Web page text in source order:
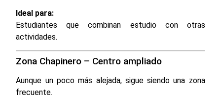
Ideal para:
Estudiantes que combinan estudio con otras
actividades.
Zona Chapinero – Centro ampliado
Aunque un poco más alejada, sigue siendo una zona
frecuente.